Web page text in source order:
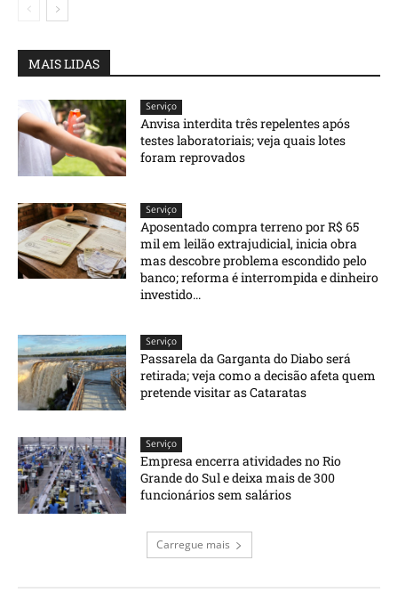
MAIS LIDAS
Serviço
Anvisa interdita três repelentes após
testes laboratoriais; veja quais lotes
foram reprovados
Serviço
Aposentado compra terreno por R$ 65
mil em leilão extrajudicial, inicia obra
mas descobre problema escondido pelo
banco; reforma é interrompida e dinheiro
investido...
Serviço
Passarela da Garganta do Diabo será
retirada; veja como a decisão afeta quem
pretende visitar as Cataratas
Serviço
Empresa encerra atividades no Rio
Grande do Sul e deixa mais de 300
funcionários sem salários
Carregue mais